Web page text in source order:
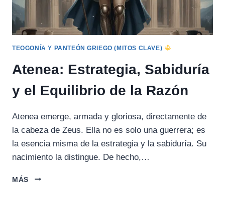
TEOGONÍA Y PANTEÓN GRIEGO (MITOS CLAVE)
Atenea: Estrategia, Sabiduría
y el Equilibrio de la Razón
Atenea emerge, armada y gloriosa, directamente de
la cabeza de Zeus. Ella no es solo una guerrera; es
la esencia misma de la estrategia y la sabiduría. Su
nacimiento la distingue. De hecho,…
MÁS
ATENEA: